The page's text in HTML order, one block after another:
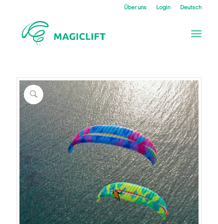
Über uns Login Deutsch